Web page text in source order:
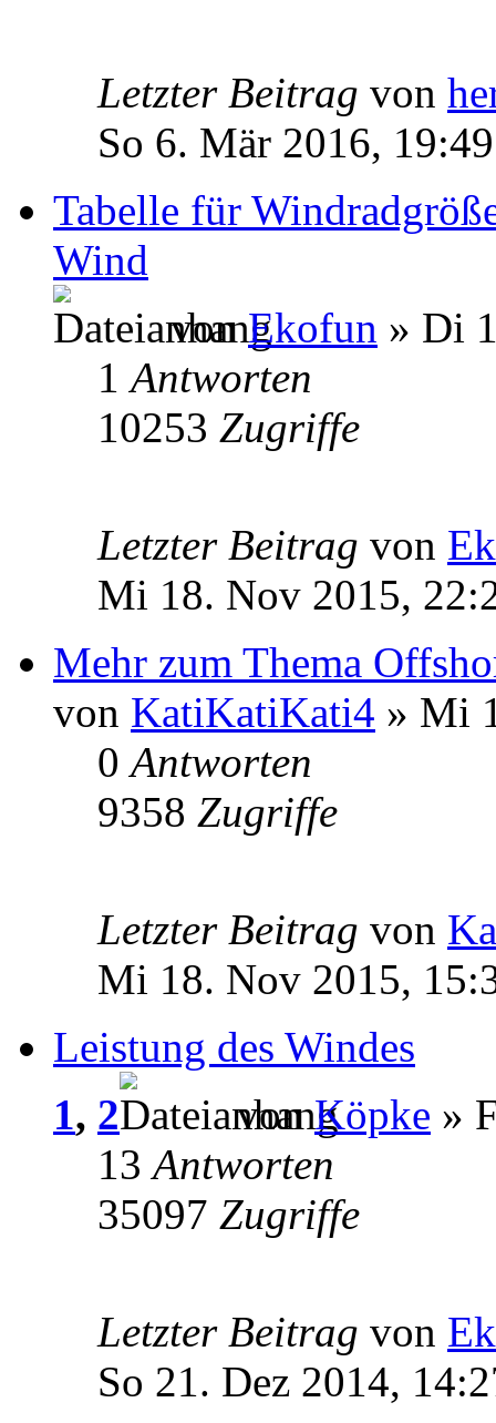
Letzter Beitrag von
So 6. Mär 2016, 19:49
Tabelle für
Wind
vonEkofun » Di
1Antworten
10253 Zugriffe
Letzter Beitrag von
Mi 18. Nov 2015,
Mehr zum Thema
von KatiKatiKati4 » Mi
0Antworten
9358 Zugriffe
Letzter Beitrag von
Mi 18. Nov 2015,
Leistung des Windes
1, 2 vonKöpke »
13Antworten
35097 Zugriffe
Letzter Beitrag von
So 21. Dez 2014,